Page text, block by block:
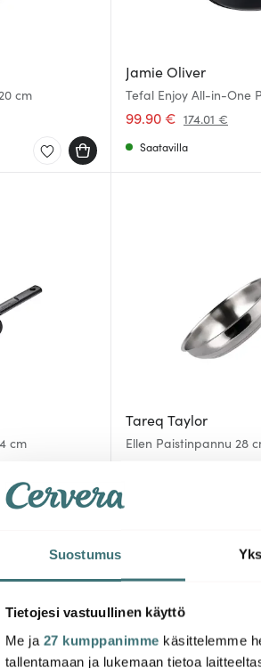
Suostumus
Tietojesi vastuullinen käyttö
Me ja 27 kumppanimme käsittelemme
tallentamaan ja lukemaan tietoa
cm
Jamie Oliver
Tefal Enjoy All-in-One
kannella 30 cm
99.90 € 174.01 €
Saatavilla
cm
Tareq Taylor
Ellen Paistinpannu 28